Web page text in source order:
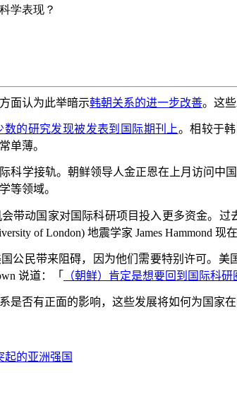
面认为此举暗示韩朝关系的进一步改善。这
数的研究发现被发表到国际期刊上。相较于
单薄。
科学接轨。朝鲜领导人金正恩在上月访问中
等领域。
带动国家对国际科研项目投入更多资金。
of London) 地震学家 James Hammond 现
公民带来阻碍，因为他们需要特别许可。美
说道：「 （朝鲜）肯定是想要回到国际科
是否有正面的影响，这些发展将如何为国家
起的亚洲强国